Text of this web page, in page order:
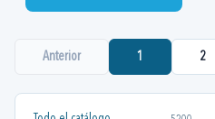
Anterior 1 2